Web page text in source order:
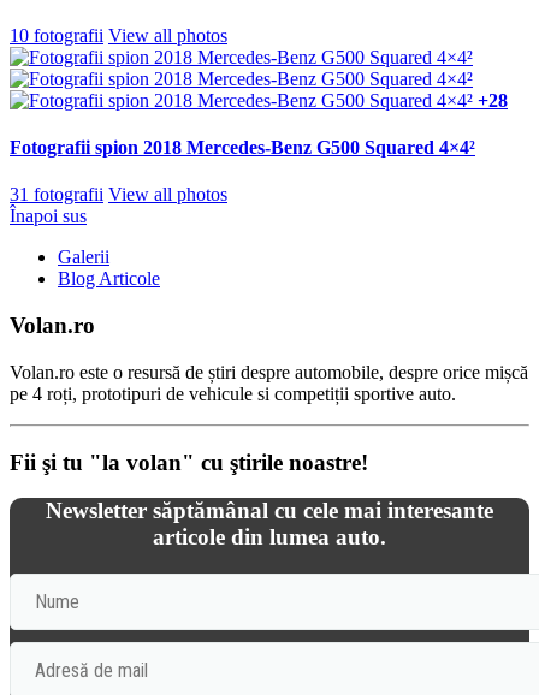
10 fotografii View all photos
+28
Fotografii spion 2018 Mercedes-Benz G500 Squared 4×4²
31 fotografii View all photos
Înapoi sus
Galerii
Blog Articole
Volan.ro
Volan.ro este o resursă de știri despre automobile, despre orice mișcă
pe 4 roți, prototipuri de vehicule si competiții sportive auto.
Fii şi tu "la volan" cu ştirile noastre!
Newsletter săptămânal cu cele mai interesante
articole din lumea auto.